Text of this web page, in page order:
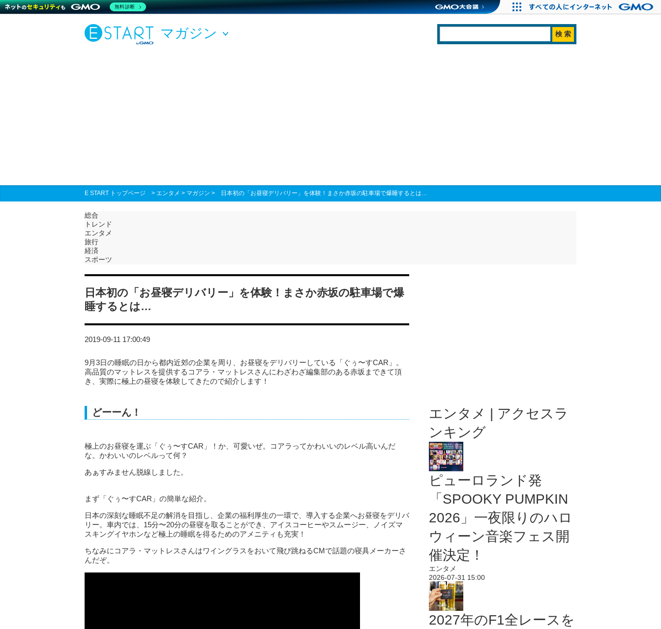
マガジン
E START トップページ > エンタメ > マガジン > 日本初の「お昼寝デリバリー」を体験！まさか赤坂の駐車場で爆睡するとは…
総合
トレンド
エンタメ
旅行
経済
スポーツ
日本初の「お昼寝デリバリー」を体験！まさか赤坂の駐車場で爆
睡するとは…
2019-09-11 17:00:49
9月3日の睡眠の日から都内近郊の企業を周り、お昼寝をデリバリーしている「ぐぅ〜すCAR」。
高品質のマットレスを提供するコアラ・マットレスさんにわざわざ編集部のある赤坂まできて頂
き、実際に極上の昼寝を体験してきたので紹介します！
どーーん！
極上のお昼寝を運ぶ「ぐぅ〜すCAR」！か、可愛いぜ。コアラってかわいいのレベル高いんだ
な。かわいいのレベルって何？
あぁすみません脱線しました。
まず「ぐぅ〜すCAR」の簡単な紹介。
日本の深刻な睡眠不足の解消を目指し、企業の福利厚生の一環で、導入する企業へお昼寝をデリバ
リー。車内では、15分〜20分の昼寝を取ることができ、アイスコーヒーやスムージー、ノイズマ
スキングイヤホンなど極上の睡眠を得るためのアメニティも充実！
ちなみにコアラ・マットレスさんはワイングラスをおいて飛び跳ねるCMで話題の寝具メーカーさ
んだぞ。
エンタメ | アクセスラ
ンキング
ピューロランド発
「SPOOKY PUMPKIN
2026」一夜限りのハロ
ウィーン音楽フェス開
催決定！
エンタメ
2026-07-31 15:00
2027年のF1全レースを
無料診断